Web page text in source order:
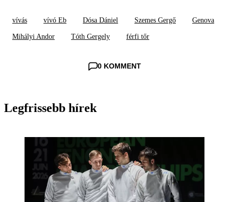
vívás vívó Eb Dósa Dániel Szemes Gergő Genova
Mihályi Andor Tóth Gergely férfi tőr
0 KOMMENT
Legfrissebb hírek